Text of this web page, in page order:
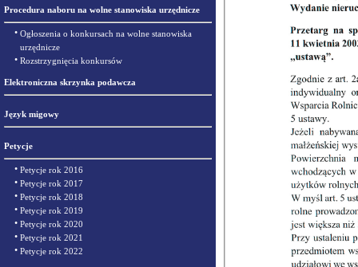
Procedura naboru na wolne stanowiska urzędnicze
• Ogłoszenia o konkursach na wolne stanowiska
urzędnicze
• Rozstrzygnięcia konkursów
Elektroniczna skrzynka podawcza
Język migowy
Petycje
• Petycje rok 2016
• Petycje rok 2017
• Petycje rok 2018
• Petycje rok 2019
• Petycje rok 2020
• Petycje rok 2021
• Petycje rok 2022